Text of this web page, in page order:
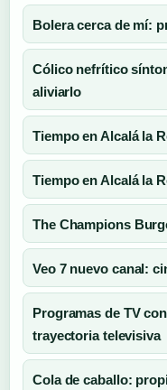
Bolera cerca de mí:
Cólico nefrítico
aliviarlo
Tiempo en Alcalá la
Tiempo en Alcalá la
The Champions
Veo 7 nuevo canal:
Programas de TV
trayectoria televisiva
Cola de caballo: